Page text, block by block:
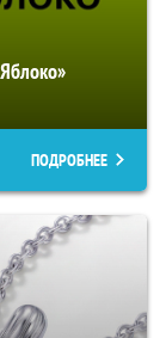
ПОДРОБНЕЕ